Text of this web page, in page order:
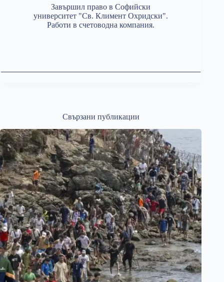
Завършил право в Софийски
университет "Св. Климент Охридски".
Работи в счетоводна компания.
Свързани публикации